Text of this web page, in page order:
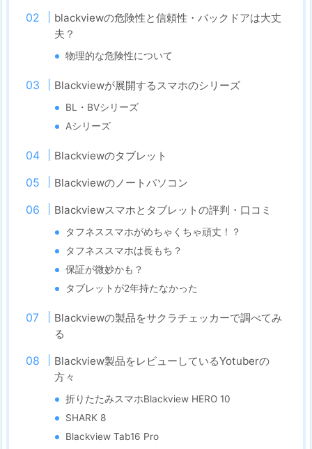
blackviewの危険性と信頼性・バックドアは大丈
夫？
物理的な危険性について
Blackviewが展開するスマホのシリーズ
BL・BVシリーズ
Aシリーズ
Blackviewのタブレット
Blackviewのノートパソコン
Blackviewスマホとタブレットの評判・口コミ
タフネススマホがめちゃくちゃ頑丈！？
タフネススマホは長もち？
保証が微妙かも？
タブレットが2年持たなかった
Blackviewの製品をサクラチェッカーで調べてみ
る
Blackview製品をレビューしているYotuberの
方々
折りたたみスマホBlackview HERO 10
SHARK 8
Blackview Tab16 Pro